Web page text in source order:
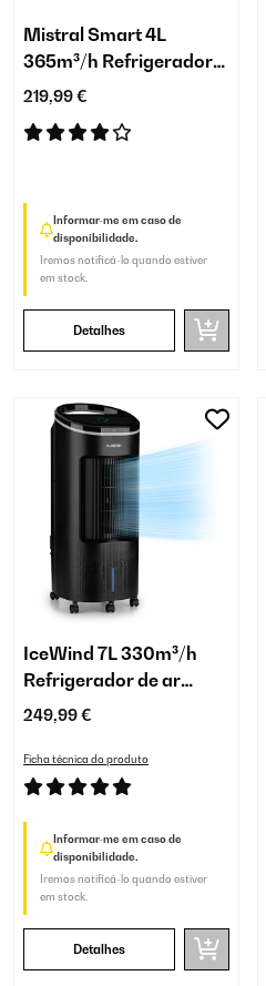
Mistral Smart 4L
365m³/h Refrigerador
de Ar Branco
219,99 €
Informar-me em caso de
disponibilidade.
Iremos notificá-lo quando estiver
em stock.
Detalhes
IceWind 7L 330m³/h
Refrigerador de ar
Preto
249,99 €
Ficha técnica do produto
Informar-me em caso de
disponibilidade.
Iremos notificá-lo quando estiver
em stock.
Detalhes